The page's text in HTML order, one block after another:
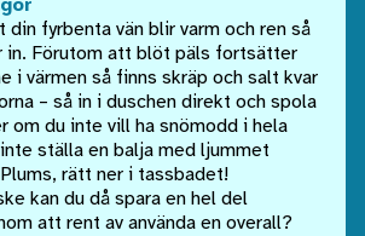
fyrbenta vän blir varm och ren så
in. Förutom att blöt päls fortsätter
i värmen så finns skräp och salt kvar
– så in i duschen direkt och spola
om du inte vill ha snömodd i hela
ställa en balja med ljummet
rätt ner i tassbadet!
kan du då spara en hel del
att rent av använda en overall?